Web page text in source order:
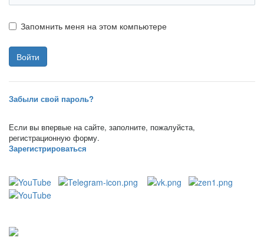
Запомнить меня на этом компьютере
Забыли свой пароль?
Если вы впервые на сайте, заполните, пожалуйста,
регистрационную форму.
Зарегистрироваться